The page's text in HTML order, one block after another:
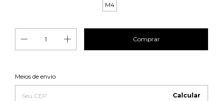
M4
Entregas para o CEP:
Meios de envio
Calcular